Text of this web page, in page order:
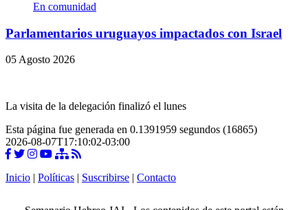
En comunidad
Parlamentarios uruguayos impactados con Israel
05 Agosto 2026
La visita de la delegación finalizó el lunes
Esta página fue generada en 0.1391959 segundos (16865)
2026-08-07T17:10:02-03:00
Inicio Políticas Suscribirse Contacto